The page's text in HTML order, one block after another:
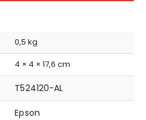
0,5 kg
4 × 4 × 17,6 cm
T524120-AL
Epson